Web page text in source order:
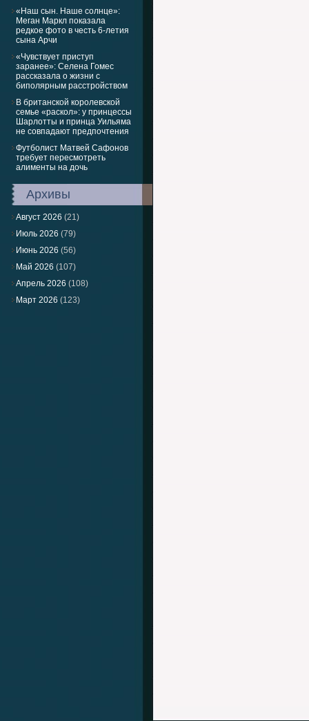
«Наш сын. Наше солнце»:
Меган Маркл показала
редкое фото в честь 6-летия
сына Арчи
«Чувствует приступ
заранее»: Селена Гомес
рассказала о жизни с
биполярным расстройством
В британской королевской
семье «раскол»: у принцессы
Шарлотты и принца Уильяма
не совпадают предпочтения
Футболист Матвей Сафонов
требует пересмотреть
алименты на дочь
Архивы
Август 2026 (21)
Июль 2026 (79)
Июнь 2026 (56)
Май 2026 (107)
Апрель 2026 (108)
Март 2026 (123)